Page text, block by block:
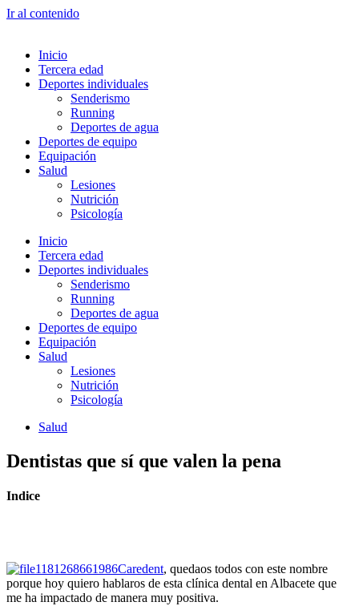
Ir al contenido
Inicio
Tercera edad
Deportes individuales
Senderismo
Running
Deportes de agua
Deportes de equipo
Equipación
Salud
Lesiones
Nutrición
Psicología
Inicio
Tercera edad
Deportes individuales
Senderismo
Running
Deportes de agua
Deportes de equipo
Equipación
Salud
Lesiones
Nutrición
Psicología
Salud
Dentistas que sí que valen la pena
Indice
Caredent, quedaos todos con este nombre
porque hoy quiero hablaros de esta clínica dental en Albacete que
me ha impactado de manera muy positiva.